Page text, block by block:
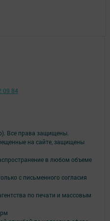
Все права защищены.
на сайте, защищены
в любом объеме
с письменного согласия
по печати и массовым
09 84